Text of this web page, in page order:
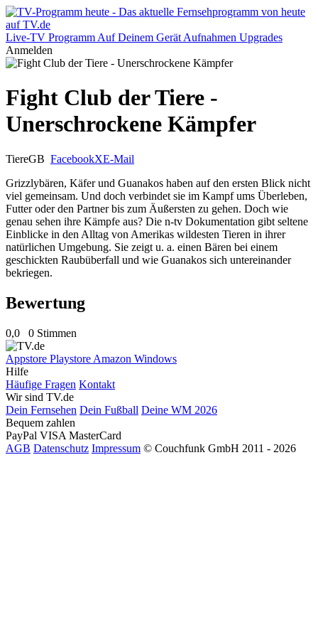
Live-TV Programm Auf Deinem Gerät Aufnahmen Upgrades
Anmelden
Fight Club der Tiere -
Unerschrockene Kämpfer
TiereGB FacebookXE-Mail
Grizzlybären, Käfer und Guanakos haben auf den ersten Blick nicht
viel gemeinsam. Und doch verbindet sie im Kampf ums Überleben,
Futter oder den Partner bis zum Äußersten zu gehen. Doch wie
genau sehen ihre Kämpfe aus? Die n-tv Dokumentation gibt seltene
Einblicke in den Alltag von Amerikas wildesten Tieren in ihrer
natürlichen Umgebung. Sie zeigt u. a. einen Bären bei einem
geschickten Raubüberfall und wie Guanakos sich untereinander
bekriegen.
Bewertung
0,0 0 Stimmen
Appstore Playstore Amazon Windows
Hilfe
Häufige Fragen Kontakt
Wir sind TV.de
Dein Fernsehen Dein Fußball Deine WM 2026
Bequem zahlen
PayPal VISA MasterCard
AGB Datenschutz Impressum © Couchfunk GmbH 2011 - 2026